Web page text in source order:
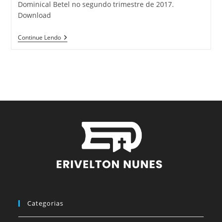
Dominical Betel no segundo trimestre de 2017.
Download
Continue Lendo
Categorias